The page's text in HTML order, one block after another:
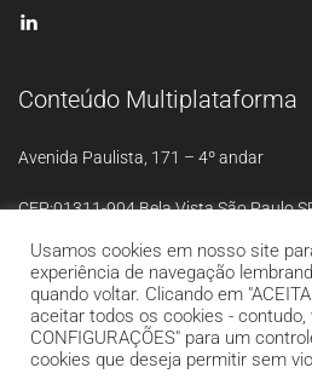
Conteúdo Multiplataforma
Avenida Paulista, 171 – 4º andar
CEP:01311-904 Bela Vista São Paulo
Usamos cookies em nosso site
experiência de navegação
quando voltar. Clicando em
aceitar todos os cookies -
CONFIGURAÇÕES" para um
cookies que deseja permitir sem